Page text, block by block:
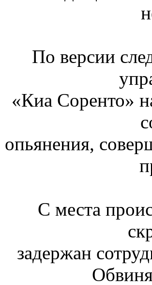
По версии
«Киа Соренто»
опьянения,
С места
задержан